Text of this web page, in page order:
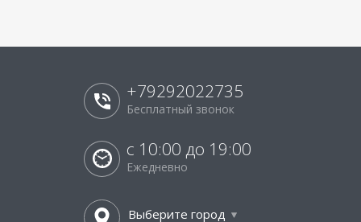
+79292022735
Бесплатный звонок
с 10:00 до 19:00
Ежедневно
Выберите город